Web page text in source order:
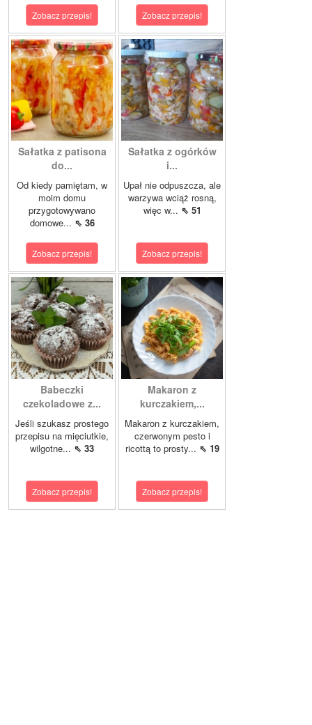
Zobacz przepis! Zobacz przepis!
Sałatka z patisona
do...
Od kiedy pamiętam, w
moim domu
przygotowywano
domowe... ⇖ 36
Zobacz przepis!
Sałatka z ogórków
i...
Upał nie odpuszcza, ale
warzywa wciąż rosną,
więc w... ⇖ 51
Zobacz przepis!
Babeczki
czekoladowe z...
Jeśli szukasz prostego
przepisu na mięciutkie,
wilgotne... ⇖ 33
Zobacz przepis!
Makaron z
kurczakiem,...
Makaron z kurczakiem,
czerwonym pesto i
ricottą to prosty... ⇖ 19
Zobacz przepis!